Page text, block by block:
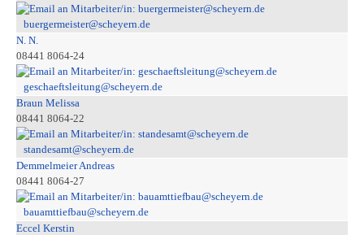
buergermeister@scheyern.de
N. N.
08441 8064-24
geschaeftsleitung@scheyern.de
Braun Melissa
08441 8064-22
standesamt@scheyern.de
Demmelmeier Andreas
08441 8064-27
bauamttiefbau@scheyern.de
Eccel Kerstin